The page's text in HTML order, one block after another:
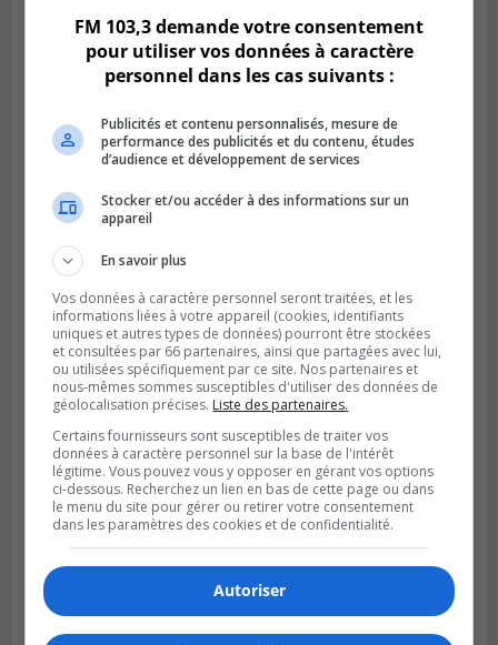
VIEUX-LONGUEUIL
Publié le 28 juillet 2026 à 07h44
financier pour poursuivre sa mission
Publié le 27 juillet 2026 à 19h58
Metro prend les moyens pour protéger son
personnel cadre
FM 103,3 demande votre consentement
pour utiliser vos données à caractère
personnel dans les cas suivants :
Publicités et contenu personnalisés, mesure de
performance des publicités et du contenu, études
d’audience et développement de services
Stocker et/ou accéder à des informations sur un
appareil
En savoir plus
Vos données à caractère personnel seront traitées, et les
informations liées à votre appareil (cookies, identifiants
uniques et autres types de données) pourront être stockées
et consultées par 66 partenaires, ainsi que partagées avec lui,
ou utilisées spécifiquement par ce site. Nos partenaires et
nous-mêmes sommes susceptibles d'utiliser des données de
géolocalisation précises. Liste des partenaires.
Certains fournisseurs sont susceptibles de traiter vos
données à caractère personnel sur la base de l'intérêt
légitime. Vous pouvez vous y opposer en gérant vos options
ci-dessous. Recherchez un lien en bas de cette page ou dans
le menu du site pour gérer ou retirer votre consentement
dans les paramètres des cookies et de confidentialité.
Autoriser